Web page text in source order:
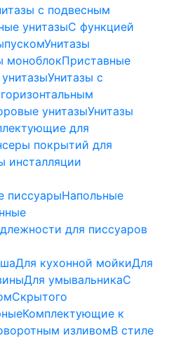
с подвесным
унитазыС функцией
Унитазы
моноблокПриставные
Унитазы с
унитазыУнитазы
для
покрытий для
инсталляции
писсуарыНапольные
для писсуаров
Для кухонной мойкиДля
Для умывальникаС
Скрытого
Комплектующие к
изливомВ стиле